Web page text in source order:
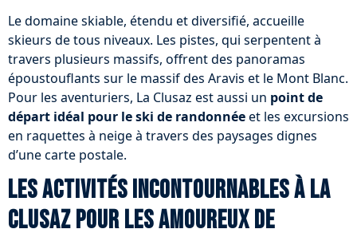
Le domaine skiable, étendu et diversifié, accueille
skieurs de tous niveaux. Les pistes, qui serpentent à
travers plusieurs massifs, offrent des panoramas
époustouflants sur le massif des Aravis et le Mont Blanc.
Pour les aventuriers, La Clusaz est aussi un point de
départ idéal pour le ski de randonnéeet les excursions
en raquettes à neige à travers des paysages dignes
d’une carte postale.
Les activités incontournables à La
Clusaz pour les amoureux de